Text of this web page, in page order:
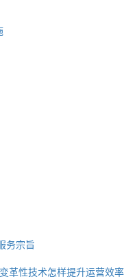
务宗旨
革性技术怎样提升运营效率